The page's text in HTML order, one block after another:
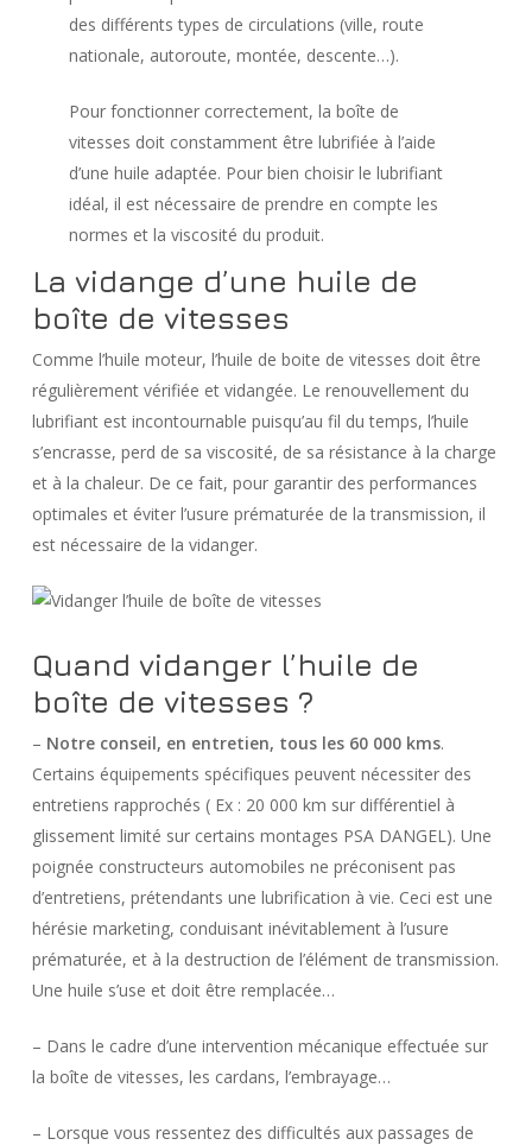
des différents types de circulations (ville, route
nationale, autoroute, montée, descente…).
Pour fonctionner correctement, la boîte de
vitesses doit constamment être lubrifiée à l’aide
d’une huile adaptée. Pour bien choisir le lubrifiant
idéal, il est nécessaire de prendre en compte les
normes et la viscosité du produit.
La vidange d’une huile de
boîte de vitesses
Comme l’huile moteur, l’huile de boite de vitesses doit être
régulièrement vérifiée et vidangée. Le renouvellement du
lubrifiant est incontournable puisqu’au fil du temps, l’huile
s’encrasse, perd de sa viscosité, de sa résistance à la charge
et à la chaleur. De ce fait, pour garantir des performances
optimales et éviter l’usure prématurée de la transmission, il
est nécessaire de la vidanger.
Quand vidanger l’huile de
boîte de vitesses ?
– Notre conseil, en entretien, tous les 60 000 kms.
Certains équipements spécifiques peuvent nécessiter des
entretiens rapprochés ( Ex : 20 000 km sur différentiel à
glissement limité sur certains montages PSA DANGEL). Une
poignée constructeurs automobiles ne préconisent pas
d’entretiens, prétendants une lubrification à vie. Ceci est une
hérésie marketing, conduisant inévitablement à l’usure
prématurée, et à la destruction de l’élément de transmission.
Une huile s’use et doit être remplacée…
– Dans le cadre d’une intervention mécanique effectuée sur
la boîte de vitesses, les cardans, l’embrayage…
– Lorsque vous ressentez des difficultés aux passages de